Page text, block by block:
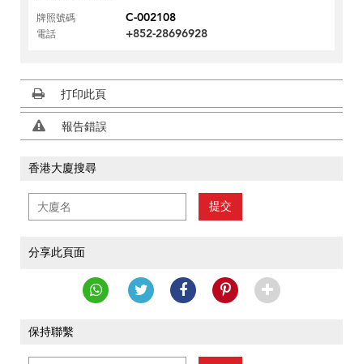
牌照號碼
C-002108
電話 +852-28696928
打印此頁
報告錯誤
香港大廈搜尋
提交
分享此頁面
保持聯繫